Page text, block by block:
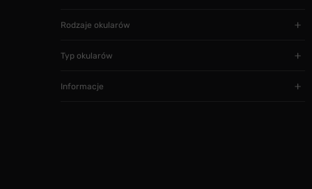
Rodzaje okularów
Typ okularów
Informacje